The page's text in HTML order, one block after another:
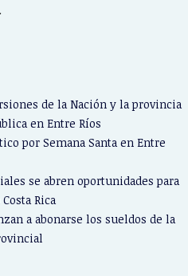
de la Nación y la provincia
en Entre Ríos
por Semana Santa en Entre
se abren oportunidades para
Rica
a abonarse los sueldos de la